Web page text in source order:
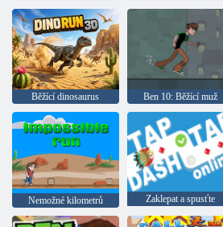
Běžící dinosaurus Ben 10: Běžící muž
Nemožné kilometrů Zaklepat a spusťte